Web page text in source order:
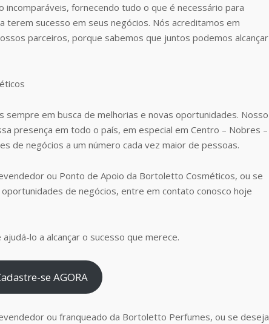
fornecendo tudo o que é necessário para
sucesso em seus negócios. Nós acreditamos em
parceiros, porque sabemos que juntos podemos alcançar
em busca de melhorias e novas oportunidades. Nosso
presença em todo o país, em especial em Centro – Nobres –
de negócios a um número cada vez maior de pessoas.
ou Ponto de Apoio da Bortoletto Cosméticos, ou se
de negócios, entre em contato conosco hoje
lo a alcançar o sucesso que merece.
se AGORA
ou franqueado da Bortoletto Perfumes, ou se deseja